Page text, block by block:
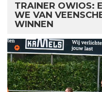
TRAINER OWIOS:
WE VAN
WINNEN